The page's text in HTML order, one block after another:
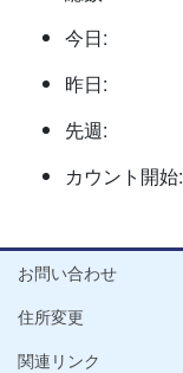
今日:
昨日:
先週:
カウント開始:
お問い合わせ
住所変更
関連リンク